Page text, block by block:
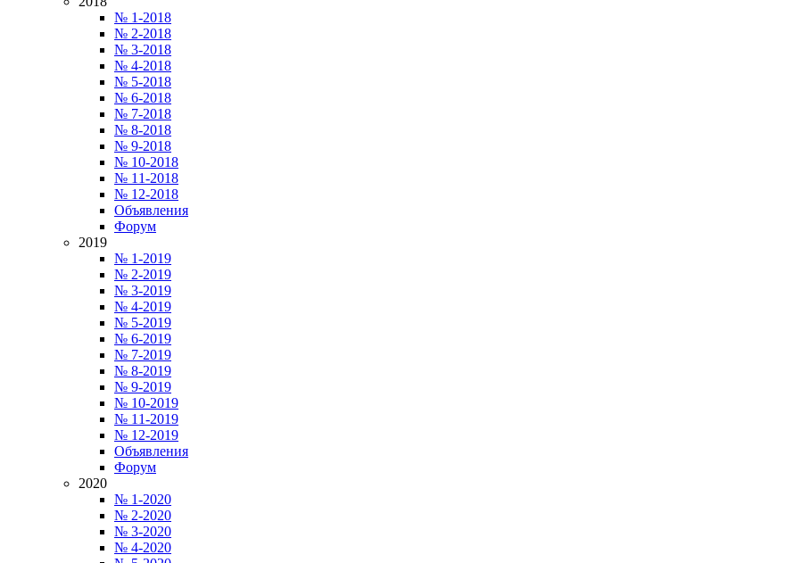
№ 1-2018
№ 2-2018
№ 3-2018
№ 4-2018
№ 5-2018
№ 6-2018
№ 7-2018
№ 8-2018
№ 9-2018
№ 10-2018
№ 11-2018
№ 12-2018
Объявления
Форум
2019
№ 1-2019
№ 2-2019
№ 3-2019
№ 4-2019
№ 5-2019
№ 6-2019
№ 7-2019
№ 8-2019
№ 9-2019
№ 10-2019
№ 11-2019
№ 12-2019
Объявления
Форум
2020
№ 1-2020
№ 2-2020
№ 3-2020
№ 4-2020